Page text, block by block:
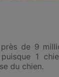
de 9
1
du chien.